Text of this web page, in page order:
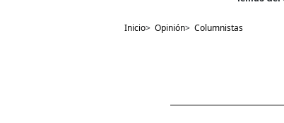
Inicio> Opinión> Columnistas